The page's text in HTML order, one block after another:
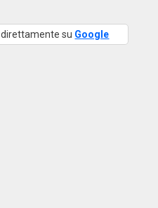
direttamente su Google